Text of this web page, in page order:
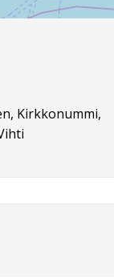
Kirkkonummi,